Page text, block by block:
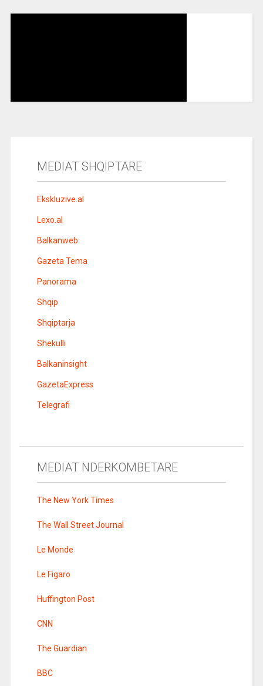
MEDIAT SHQIPTARE
Ekskluzive.al
Lexo.al
Balkanweb
Gazeta Tema
Panorama
Shqip
Shqiptarja
Shekulli
Balkaninsight
GazetaExpress
Telegrafi
MEDIAT NDERKOMBETARE
The New York Times
The Wall Street Journal
Le Monde
Le Figaro
Huffington Post
CNN
The Guardian
BBC